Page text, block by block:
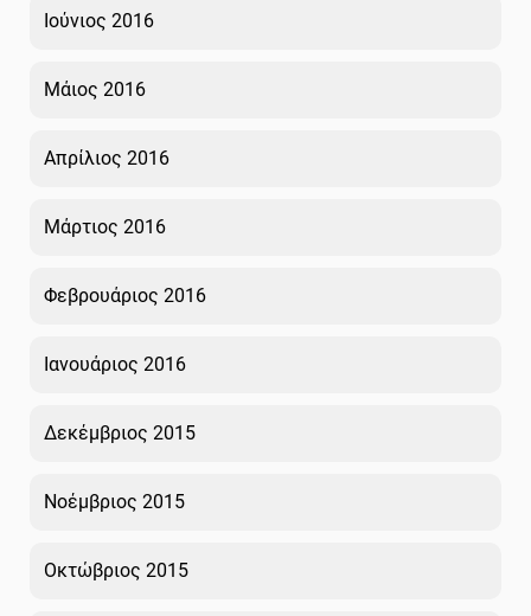
Ιούνιος 2016
Μάιος 2016
Απρίλιος 2016
Μάρτιος 2016
Φεβρουάριος 2016
Ιανουάριος 2016
Δεκέμβριος 2015
Νοέμβριος 2015
Οκτώβριος 2015